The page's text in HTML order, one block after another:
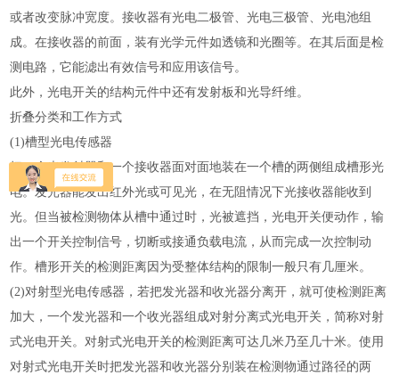
或者改变脉冲宽度。接收器有光电二极管、光电三极管、光电池组
成。在接收器的前面，装有光学元件如透镜和光圈等。在其后面是检
测电路，它能滤出有效信号和应用该信号。
此外，光电开关的结构元件中还有发射板和光导纤维。
折叠分类和工作方式
(1)槽型光电传感器
把一个光发射器和一个接收器面对面地装在一个槽的两侧组成槽形光
电。发光器能发出红外光或可见光，在无阻情况下光接收器能收到
光。但当被检测物体从槽中通过时，光被遮挡，光电开关便动作，输
出一个开关控制信号，切断或接通负载电流，从而完成一次控制动
作。槽形开关的检测距离因为受整体结构的限制一般只有几厘米。
(2)对射型光电传感器，若把发光器和收光器分离开，就可使检测距离
加大，一个发光器和一个收光器组成对射分离式光电开关，简称对射
式光电开关。对射式光电开关的检测距离可达几米乃至几十米。使用
对射式光电开关时把发光器和收光器分别装在检测物通过路径的两